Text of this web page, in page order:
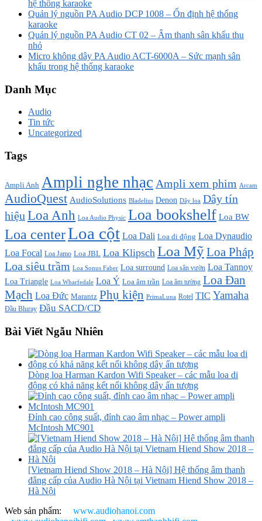
hệ thống karaoke
Quản lý nguồn PA Audio DCP 1008 – Ổn định hệ thống
karaoke
Quản lý nguồn PA Audio CT 02 – Âm thanh sân khấu thu
nhỏ
Micro không dây PA Audio ACT-6000A – Sức mạnh sân
khấu trong hệ thống karaoke
Danh Mục
Audio
Tin tức
Uncategorized
Tags
Ampli Anh Ampli nghe nhạc Ampli xem phim Arcam
AudioQuest AudioSolutions Bladelius Denon Dây loa Dây tín
hiệu Loa Anh Loa Audio Physic Loa bookshelf Loa BW
Loa centerLoa cột Loa Dali Loa di động Loa Dynaudio
Loa Focal Loa Jamo Loa JBL Loa Klipsch Loa MỹLoa Pháp
Loa siêu trầm Loa Sonus Faber Loa surround Loa sân vườn Loa Tannoy
Loa Triangle Loa Wharfedale Loa Ý Loa âm trần Loa âm tường Loa Đan
Mạch Loa Đức Marantz Phụ kiện PrimaLuna Rotel TIC Yamaha
Đầu Bluray Đầu SACD/CD
Bài Viết Ngẫu Nhiên
Dòng loa Harman Kardon Wifi Speaker – các mẫu loa di
động có khả năng kết nổi không dây ấn tượng
Đỉnh cao công suất, đỉnh cao âm nhạc – Power ampli
McIntosh MC901
[Vietnam Hiend Show 2018 – Hà Nội] Hệ thống âm thanh
đẳng cấp của Audio Hà Nội tại Vietnam Hiend Show 2018 –
Hà Nội
Web sản phẩm: www.audiohanoi.com